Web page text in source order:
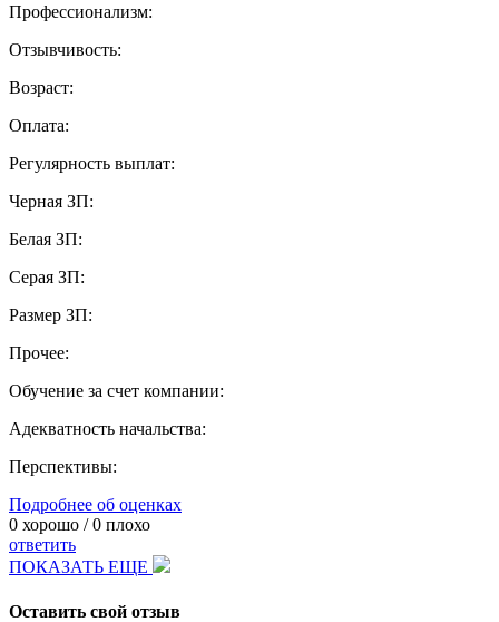
Профессионализм:
Отзывчивость:
Возраст:
Оплата:
Регулярность выплат:
Черная ЗП:
Белая ЗП:
Серая ЗП:
Размер ЗП:
Прочее:
Обучение за счет компании:
Адекватность начальства:
Перспективы:
Подробнее об оценках
0 хорошо /0 плохо
ответить
ПОКАЗАТЬ ЕЩЕ
Оставить свой отзыв